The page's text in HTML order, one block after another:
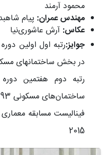
محمود آرمند
مهندس عمران: پیام
عکاس: آرش عاشوری‌نیا
جوایز:رتبه اول اولین
در بخش ساختمانهای مسکونی
رتبه دوم هفتمین
ساختمان‌های مسکونی 1393
فینالیست مسابقه
2015